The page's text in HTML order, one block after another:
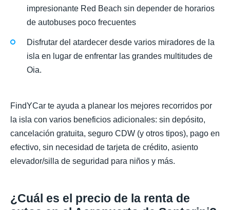
impresionante Red Beach sin depender de horarios
de autobuses poco frecuentes
Disfrutar del atardecer desde varios miradores de la
isla en lugar de enfrentar las grandes multitudes de
Oia.
FindYCar te ayuda a planear los mejores recorridos por
la isla con varios beneficios adicionales: sin depósito,
cancelación gratuita, seguro CDW (y otros tipos), pago en
efectivo, sin necesidad de tarjeta de crédito, asiento
elevador/silla de seguridad para niños y más.
¿Cuál es el precio de la renta de